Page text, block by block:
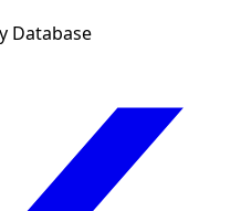
Database